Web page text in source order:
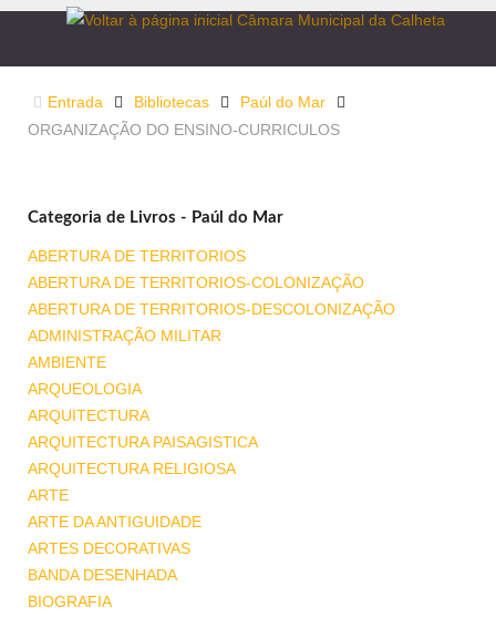
Entrada Bibliotecas
Paúl do Mar
ORGANIZAÇÃO DO ENSINO-CURRICULOS
Categoria de Livros - Paúl do Mar
ABERTURA DE TERRITORIOS
ABERTURA DE TERRITORIOS-COLONIZAÇÃO
ABERTURA DE TERRITORIOS-DESCOLONIZAÇÃO
ADMINISTRAÇÃO MILITAR
AMBIENTE
ARQUEOLOGIA
ARQUITECTURA
ARQUITECTURA PAISAGISTICA
ARQUITECTURA RELIGIOSA
ARTE
ARTE DA ANTIGUIDADE
ARTES DECORATIVAS
BANDA DESENHADA
BIOGRAFIA